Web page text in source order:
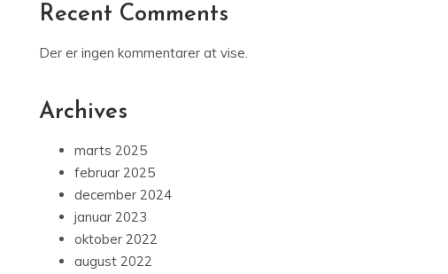
Recent Comments
Der er ingen kommentarer at vise.
Archives
marts 2025
februar 2025
december 2024
januar 2023
oktober 2022
august 2022